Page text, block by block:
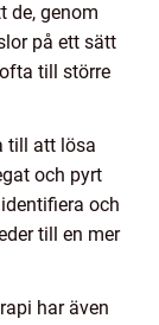
de, genom
på ett sätt
till större
till att lösa
och pyrt
och
till en mer
har även